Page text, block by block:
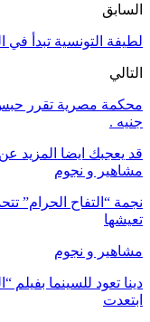
السابق
لطيفة التونسية تبدأ في
التالي
جنيه .
قد يعجبك ايضا المزيد
مشاهير و نجوم
نجمة “التفاح الحرام”
تعيشها
مشاهير و نجوم
دينا تعود للسينما
ابتعدت